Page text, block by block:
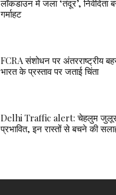
लॉकडाउन में जला ‘तंदूर’,
गर्माहट
FCRA संशोधन पर अंतरराष्ट्रीय
भारत के प्रस्ताव पर जताई चिंता
Delhi Traffic alert: चेहलुम जुलूस
प्रभावित, इन रास्तों से बचने की